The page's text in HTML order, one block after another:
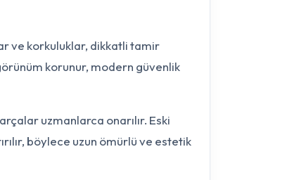
ve korkuluklar, dikkatli tamir
korunur, modern güvenlik
uzmanlarca onarılır. Eski
böylece uzun ömürlü ve estetik